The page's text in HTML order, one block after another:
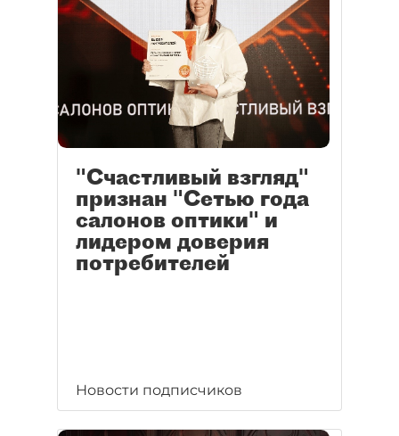
"Счастливый взгляд"
признан "Сетью года
салонов оптики" и
лидером доверия
потребителей
Новости подписчиков